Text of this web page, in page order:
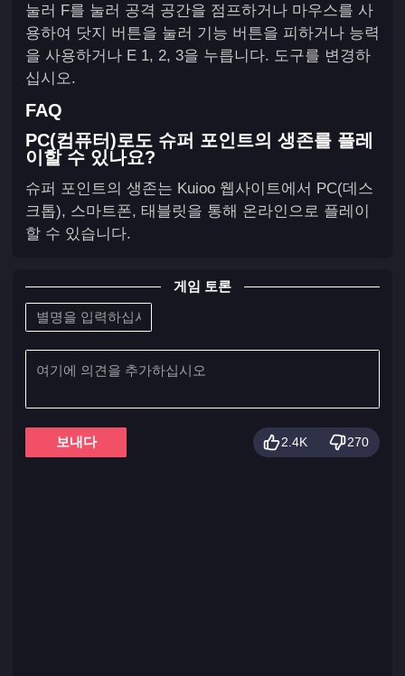
눌러 F를 눌러 공격 공간을 점프하거나 마우스를 사
용하여 닷지 버튼을 눌러 기능 버튼을 피하거나 능력
을 사용하거나 E 1, 2, 3을 누릅니다. 도구를 변경하
십시오.
FAQ
PC(컴퓨터)로도 슈퍼 포인트의 생존를 플레
이할 수 있나요?
슈퍼 포인트의 생존는 Kuioo 웹사이트에서 PC(데스
크톱), 스마트폰, 태블릿을 통해 온라인으로 플레이
할 수 있습니다.
게임 토론
보내다 2.4K 270